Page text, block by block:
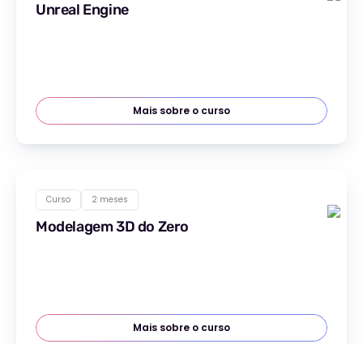
Unreal Engine
Mais sobre o curso
Curso 2 meses
Modelagem 3D do Zero
Mais sobre o curso